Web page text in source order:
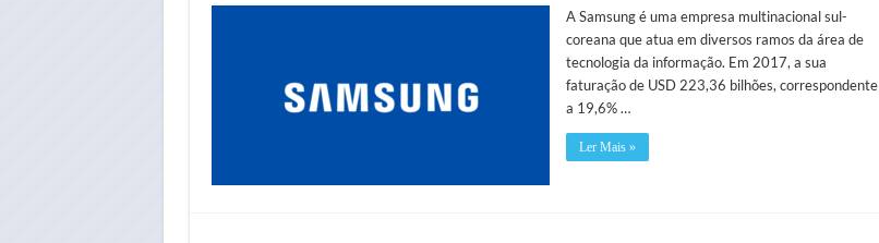
A Samsung é uma empresa multinacional sul-
coreana que atua em diversos ramos da área de
tecnologia da informação. Em 2017, a sua
faturação de USD 223,36 bilhões, correspondente
a 19,6% …
Ler Mais »